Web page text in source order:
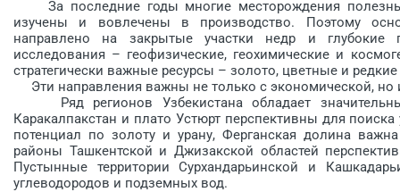
За последние годы многие месторождения
изучены и вовлечены в производство. Поэтому
направлено на закрытые участки недр и глубокие
исследования – геофизические, геохимические и
стратегически важные ресурсы – золото, цветные и
Эти направления важны не только с экономической, но
Ряд регионов Узбекистана обладает
Каракалпакстан и плато Устюрт перспективны для
потенциал по золоту и урану, Ферганская долина
районы Ташкентской и Джизакской областей
Пустынные территории Сурхандарьинской и
углеводородов и подземных вод.